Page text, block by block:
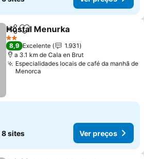
PartilharAdicionar aos favoritos
Hostal Menurka
2 Estrelas
8,9 Excelente
1.931
a 3.1 km de Cala en Brut
Especialidades locais de café da manhã de
Menorca
8 sites Ver preços